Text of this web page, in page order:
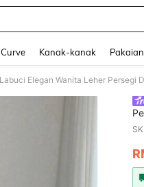
Curve Kanak-kanak